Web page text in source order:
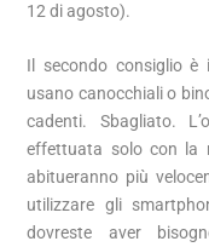
12 di agosto).
Il secondo consiglio è
usano canocchiali o
cadenti. Sbagliato.
effettuata solo con la
abitueranno più
utilizzare gli
dovreste aver